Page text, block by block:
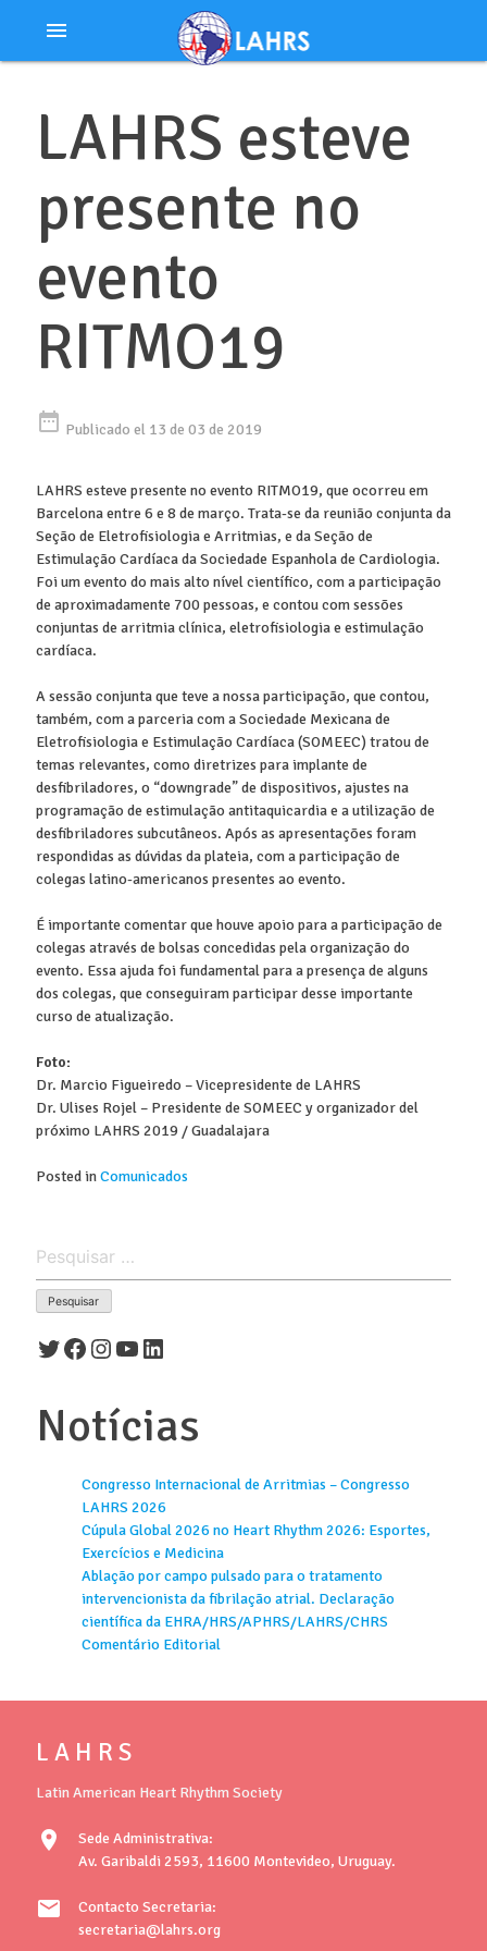
menu
LAHRS esteve
presente no
evento
RITMO19
date_range Publicado el 13 de 03 de 2019
LAHRS esteve presente no evento RITMO19, que ocorreu em
Barcelona entre 6 e 8 de março. Trata-se da reunião conjunta da
Seção de Eletrofisiologia e Arritmias, e da Seção de
Estimulação Cardíaca da Sociedade Espanhola de Cardiologia.
Foi um evento do mais alto nível científico, com a participação
de aproximadamente 700 pessoas, e contou com sessões
conjuntas de arritmia clínica, eletrofisiologia e estimulação
cardíaca.
A sessão conjunta que teve a nossa participação, que contou,
também, com a parceria com a Sociedade Mexicana de
Eletrofisiologia e Estimulação Cardíaca (SOMEEC) tratou de
temas relevantes, como diretrizes para implante de
desfibriladores, o “downgrade” de dispositivos, ajustes na
programação de estimulação antitaquicardia e a utilização de
desfibriladores subcutâneos. Após as apresentações foram
respondidas as dúvidas da plateia, com a participação de
colegas latino-americanos presentes ao evento.
É importante comentar que houve apoio para a participação de
colegas através de bolsas concedidas pela organização do
evento. Essa ajuda foi fundamental para a presença de alguns
dos colegas, que conseguiram participar desse importante
curso de atualização.
Foto:
Dr. Marcio Figueiredo – Vicepresidente de LAHRS
Dr. Ulises Rojel – Presidente de SOMEEC y organizador del
próximo LAHRS 2019 / Guadalajara
Posted inComunicados
por:
Twitter
Facebook
Instagram
Youtube
LinkedIn
Notícias
Congresso Internacional de Arritmias – Congresso
LAHRS 2026
Cúpula Global 2026 no Heart Rhythm 2026: Esportes,
Exercícios e Medicina
Ablação por campo pulsado para o tratamento
intervencionista da fibrilação atrial. Declaração
científica da EHRA/HRS/APHRS/LAHRS/CHRS
Comentário Editorial
L A H R S
Latin American Heart Rhythm Society
location_on
Sede Administrativa:
Av. Garibaldi 2593, 11600 Montevideo, Uruguay.
mail
Contacto Secretaria:
secretaria@lahrs.org